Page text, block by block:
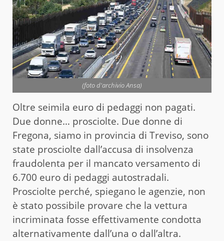
(foto d'archivio Ansa)
Oltre seimila euro di pedaggi non pagati.
Due donne… prosciolte. Due donne di
Fregona, siamo in provincia di Treviso, sono
state prosciolte dall’accusa di insolvenza
fraudolenta per il mancato versamento di
6.700 euro di pedaggi autostradali.
Prosciolte perché, spiegano le agenzie, non
è stato possibile provare che la vettura
incriminata fosse effettivamente condotta
alternativamente dall’una o dall’altra.